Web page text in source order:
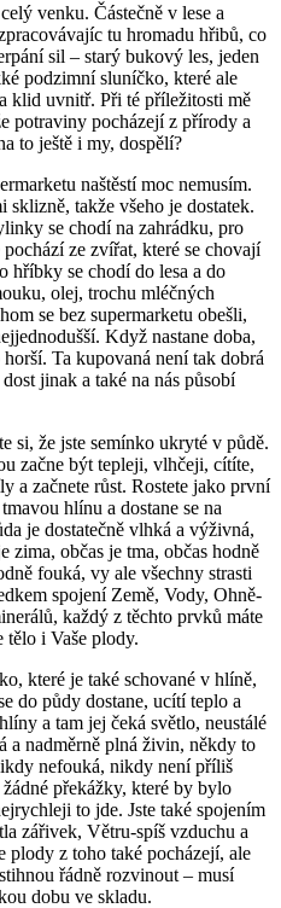
venku. Částečně v lese a
tu hromadu hřibů, co
sil – starý bukový les, jeden
podzimní sluníčko, které ale
klid uvnitř. Při té příležitosti mě
potraviny pocházejí z přírody a
to ještě i my, dospělí?
naštěstí moc nemusím.
takže všeho je dostatek.
se chodí na zahrádku, pro
ze zvířat, které se chovají
hříbky se chodí do lesa a do
olej, trochu mléčných
se bez supermarketu obešli,
Když nastane doba,
Ta kupovaná není tak dobrá
jinak a také na nás působí
si, že jste semínko ukryté v půdě.
začne být tepleji, vlhčeji, cítíte,
a začnete růst. Rostete jako první
hlínu a dostane se na
je dostatečně vlhká a výživná,
zima, občas je tma, občas hodně
fouká, vy ale všechny strasti
spojení Země, Vody, Ohně-
každý z těchto prvků máte
tělo i Vaše plody.
které je také schované v hlíně,
do půdy dostane, ucítí teplo a
a tam jej čeká světlo, neustálé
a nadměrně plná živin, někdy to
nefouká, nikdy není příliš
překážky, které by bylo
to jde. Jste také spojením
zářivek, Větru-spíš vzduchu a
plody z toho také pocházejí, ale
řádně rozvinout – musí
dobu ve skladu.